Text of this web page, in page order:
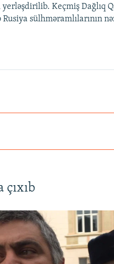
yerləşdirilib. Keçmiş
sülhməramlılarının
çıxıb